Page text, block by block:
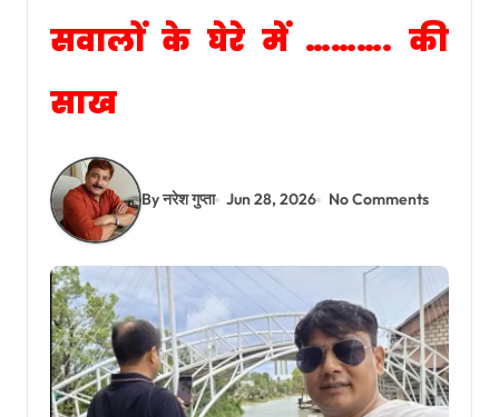
सवालों के घेरे में ………. की
साख
By नरेश गुप्ता Jun 28, 2026 No Comments